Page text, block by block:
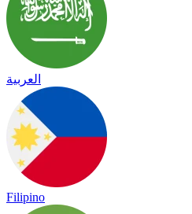
العربية
Filipino